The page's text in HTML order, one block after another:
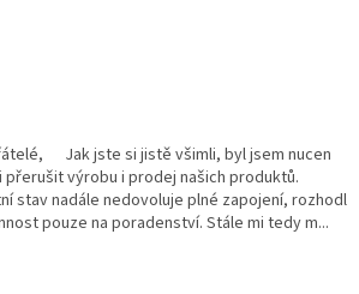
Jak jste si jistě všimli, byl jsem nucen
přerušit výrobu i prodej našich produktů.
stav nadále nedovoluje plné zapojení, rozhodl
pouze na poradenství. Stále mi tedy m...